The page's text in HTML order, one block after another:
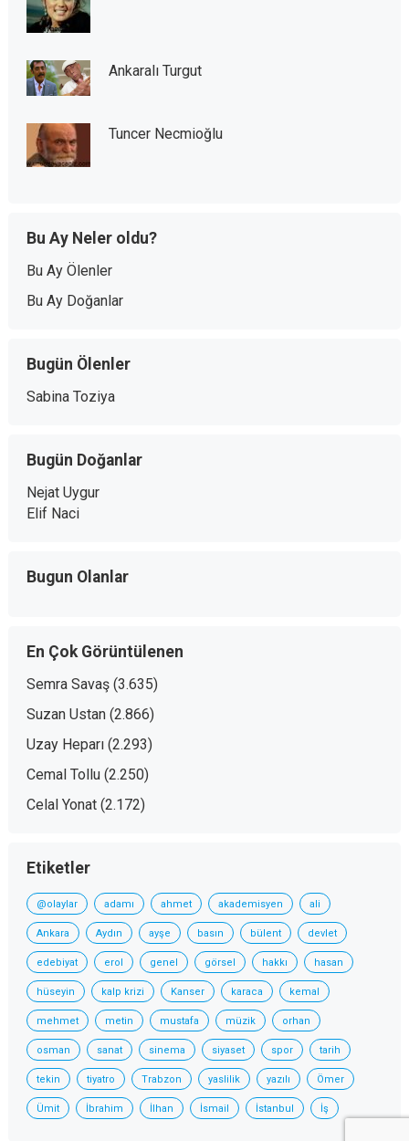
Ankaralı Turgut
Tuncer Necmioğlu
Bu Ay Neler oldu?
Bu Ay Ölenler
Bu Ay Doğanlar
Bugün Ölenler
Sabina Toziya
Bugün Doğanlar
Nejat Uygur
Elif Naci
Bugun Olanlar
En Çok Görüntülenen
Semra Savaş (3.635)
Suzan Ustan (2.866)
Uzay Heparı (2.293)
Cemal Tollu (2.250)
Celal Yonat (2.172)
Etiketler
@olaylar adamı ahmet akademisyen ali
Ankara Aydın ayşe basın bülent devlet
edebiyat erol genel görsel hakkı hasan
hüseyin kalp krizi Kanser karaca kemal
mehmet metin mustafa müzik orhan
osman sanat sinema siyaset spor tarih
tekin tiyatro Trabzon yaslilik yazılı Ömer
Ümit İbrahim İlhan İsmail İstanbul İş